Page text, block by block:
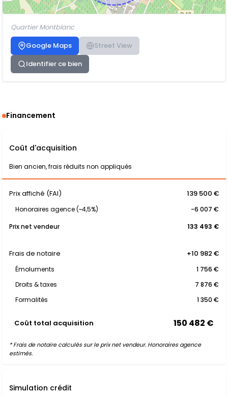
Quartier Montblanc
Google Maps
Street View
Identifier ce bien
Financement
Coût d'acquisition
Bien ancien, frais réduits non appliqués
Prix affiché (FAI) 139 500 €
Honoraires agence (~4,5%)
-6 007 €
Prix net vendeur
133 493 €
Frais de notaire +10 982 €
Émoluments
1 756 €
Droits & taxes
7 876 €
Formalités
1 350 €
Coût total acquisition 150 482 €
* Frais de notaire calculés sur le prix net vendeur. Honoraires agence
estimés.
Simulation crédit